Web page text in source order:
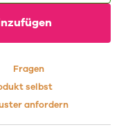
Fragen
selbst
anfordern